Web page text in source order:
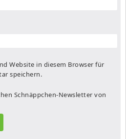
Website in diesem Browser für
speichern.
Schnäppchen-Newsletter von